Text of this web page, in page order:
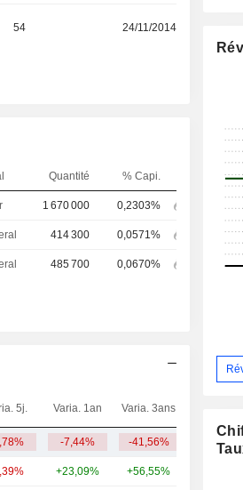
54 24/11/2014
Quantité % Capi.
1 670 000 0,2303%
414 300 0,0571%
485 700 0,0670%
5j. Varia. 1an Varia. 3ans
-7,44% -41,56% 2,21
+23,09% +56,55%